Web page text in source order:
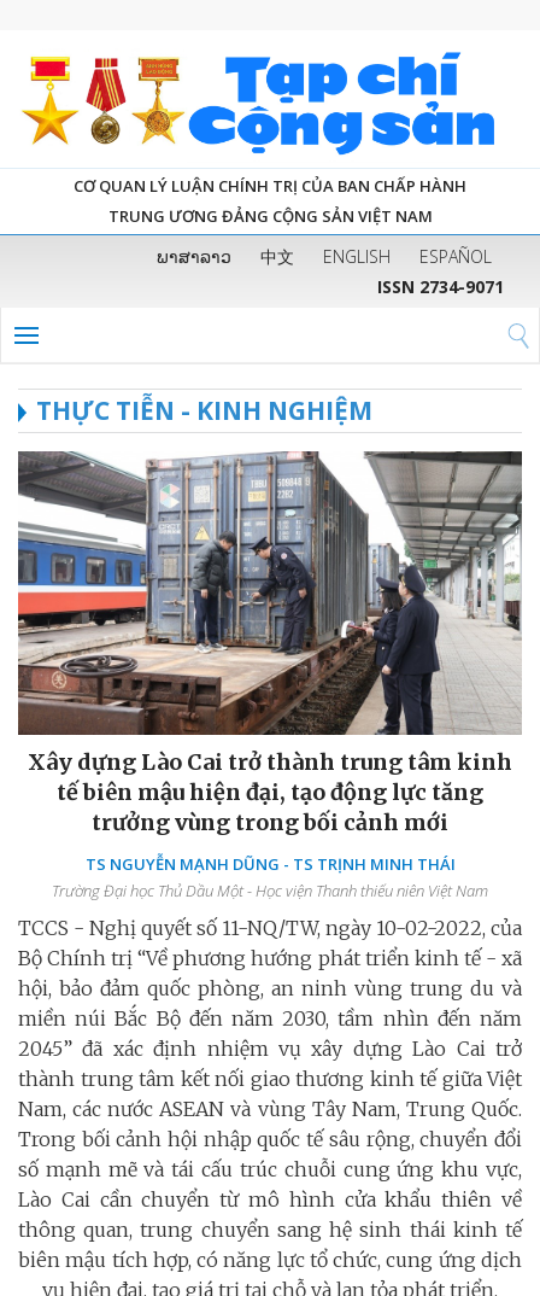
CƠ QUAN LÝ LUẬN CHÍNH TRỊ CỦA BAN CHẤP HÀNH
TRUNG ƯƠNG ĐẢNG CỘNG SẢN VIỆT NAM
ພາສາລາວ 中文 ENGLISH
ESPAÑOL
ISSN 2734-9071
THỰC TIỄN - KINH NGHIỆM
Xây dựng Lào Cai trở thành trung tâm kinh
tế biên mậu hiện đại, tạo động lực tăng
trưởng vùng trong bối cảnh mới
TS NGUYỄN MẠNH DŨNG - TS TRỊNH MINH THÁI
Trường Đại học Thủ Dầu Một - Học viện Thanh thiếu niên Việt Nam
TCCS - Nghị quyết số 11-NQ/TW, ngày 10-02-2022, của
Bộ Chính trị “Về phương hướng phát triển kinh tế - xã
hội, bảo đảm quốc phòng, an ninh vùng trung du và
miền núi Bắc Bộ đến năm 2030, tầm nhìn đến năm
2045” đã xác định nhiệm vụ xây dựng Lào Cai trở
thành trung tâm kết nối giao thương kinh tế giữa Việt
Nam, các nước ASEAN và vùng Tây Nam, Trung Quốc.
Trong bối cảnh hội nhập quốc tế sâu rộng, chuyển đổi
số mạnh mẽ và tái cấu trúc chuỗi cung ứng khu vực,
Lào Cai cần chuyển từ mô hình cửa khẩu thiên về
thông quan, trung chuyển sang hệ sinh thái kinh tế
biên mậu tích hợp, có năng lực tổ chức, cung ứng dịch
vụ hiện đại, tạo giá trị tại chỗ và lan tỏa phát triển.